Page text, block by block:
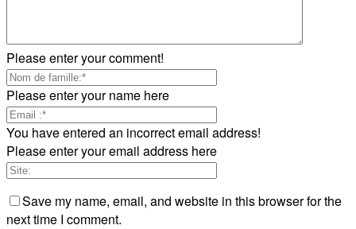
Please enter your comment!
Please enter your name here
You have entered an incorrect email address!
Please enter your email address here
Save my name, email, and website in this browser for the
next time I comment.